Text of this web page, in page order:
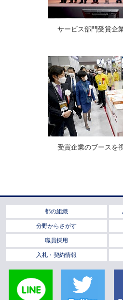
サービス部門受賞企
受賞企業のブースを
都の組織
分野からさがす
職員採用
入札・契約情報
LINE